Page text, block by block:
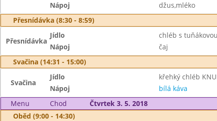
Nápoj
džus,mléko
Přesnídávka (8:30 - 8:59)
Přesnídávka
Jídlo
chléb s
Nápoj
čaj
Svačina (14:31 - 15:00)
Svačina
Jídlo
křehký chléb
Nápoj
bílá káva
Menu
Chod
Čtvrtek 3. 5. 2018
Oběd (9:00 - 14:30)